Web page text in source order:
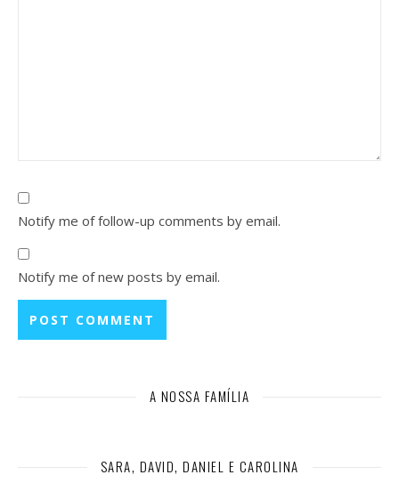
Notify me of follow-up comments by email.
Notify me of new posts by email.
A NOSSA FAMÍLIA
SARA, DAVID, DANIEL E CAROLINA